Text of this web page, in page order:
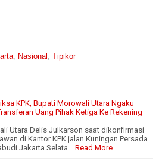
, Nasional , Tipikor
KPK, Bupati Morowali Utara Ngaku
Uang Pihak Ketiga Ke Rekening
Utara Delis Julkarson saat dikonfirmasi
di Kantor KPK jalan Kuningan Persada
Jakarta Selata… Read More